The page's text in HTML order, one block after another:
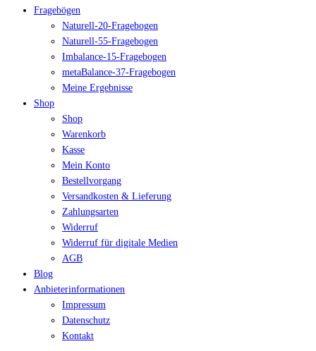
Fragebögen
Naturell-20-Fragebogen
Naturell-55-Fragebogen
Imbalance-15-Fragebogen
metaBalance-37-Fragebogen
Meine Ergebnisse
Shop
Shop
Warenkorb
Kasse
Mein Konto
Bestellvorgang
Versandkosten & Lieferung
Zahlungsarten
Widerruf
Widerruf für digitale Medien
AGB
Blog
Anbieterinformationen
Impressum
Datenschutz
Kontakt